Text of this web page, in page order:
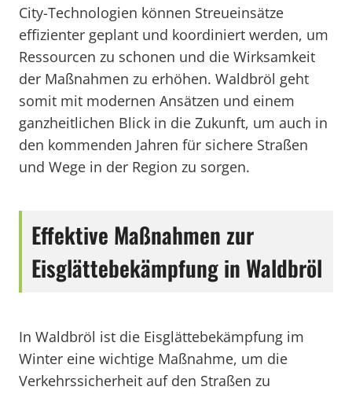
City-Technologien können Streueinsätze
effizienter geplant und koordiniert werden, um
Ressourcen zu schonen und die Wirksamkeit
der Maßnahmen zu erhöhen. Waldbröl geht
somit mit modernen Ansätzen und einem
ganzheitlichen Blick in die Zukunft, um auch in
den kommenden Jahren für sichere Straßen
und Wege in der Region zu sorgen.
Effektive Maßnahmen zur
Eisglättebekämpfung in Waldbröl
In Waldbröl ist die Eisglättebekämpfung im
Winter eine wichtige Maßnahme, um die
Verkehrssicherheit auf den Straßen zu